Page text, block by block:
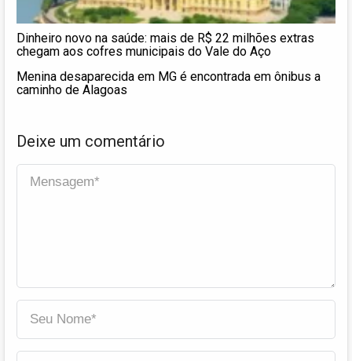
Dinheiro novo na saúde: mais de R$ 22 milhões extras
chegam aos cofres municipais do Vale do Aço
Menina desaparecida em MG é encontrada em ônibus a
caminho de Alagoas
Deixe um comentário